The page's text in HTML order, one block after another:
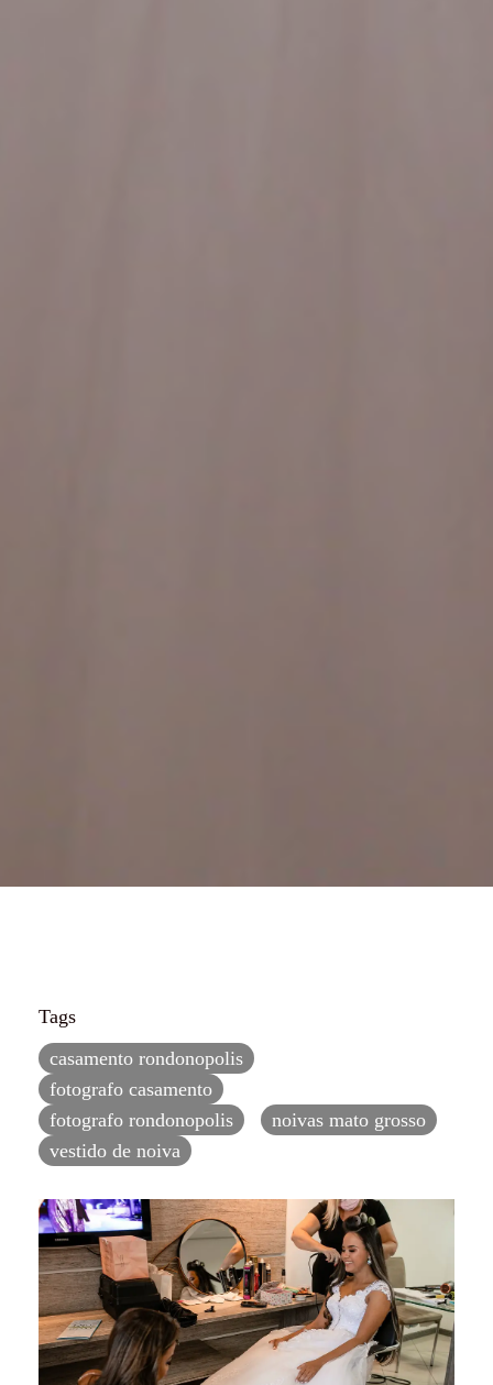
Tags
casamento rondonopolis
fotografo casamento
fotografo rondonopolis
noivas mato grosso
vestido de noiva